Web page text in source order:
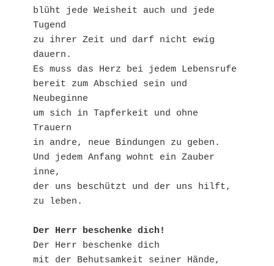
blüht jede Weisheit auch und jede
Tugend
zu ihrer Zeit und darf nicht ewig
dauern.
Es muss das Herz bei jedem Lebensrufe
bereit zum Abschied sein und
Neubeginne
um sich in Tapferkeit und ohne
Trauern
in andre, neue Bindungen zu geben.
Und jedem Anfang wohnt ein Zauber
inne,
der uns beschützt und der uns hilft,
zu leben.
Der Herr beschenke dich!
Der Herr beschenke dich
mit der Behutsamkeit seiner Hände,